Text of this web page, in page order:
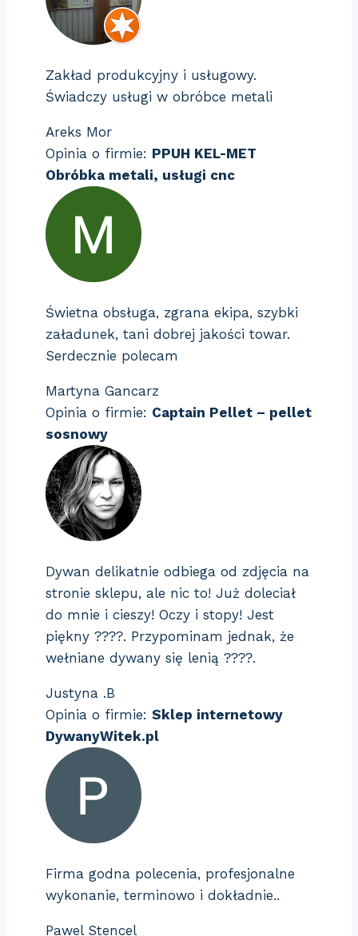
Zakład produkcyjny i usługowy.
Świadczy usługi w obróbce metali
Areks Mor
Opinia o firmie: PPUH KEL-MET
Obróbka metali, usługi cnc
Świetna obsługa, zgrana ekipa, szybki
załadunek, tani dobrej jakości towar.
Serdecznie polecam
Martyna Gancarz
Opinia o firmie: Captain Pellet – pellet
sosnowy
Dywan delikatnie odbiega od zdjęcia na
stronie sklepu, ale nic to! Już doleciał
do mnie i cieszy! Oczy i stopy! Jest
piękny ????. Przypominam jednak, że
wełniane dywany się lenią ????.
Justyna .B
Opinia o firmie: Sklep internetowy
DywanyWitek.pl
Firma godna polecenia, profesjonalne
wykonanie, terminowo i dokładnie..
Pawel Stencel